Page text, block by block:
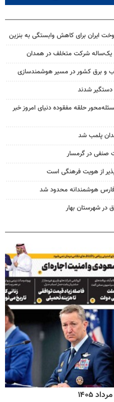
ایران برای کاهش وابستگی به بنزین
یک‌ساله شرکت متخلف در همدان
آب و برق کشور در مسیر هوشمندسازی
حلقه مفقوده دنیای امروز خبر
پلمب شد
از هویت فرهنگی است